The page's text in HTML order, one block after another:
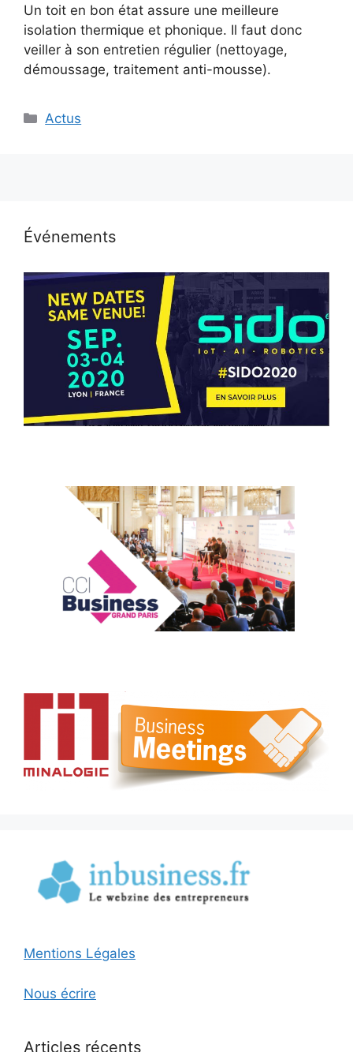
Un toit en bon état assure une meilleure
isolation thermique et phonique. Il faut donc
veiller à son entretien régulier (nettoyage,
démoussage, traitement anti-mousse).
Catégories
Actus
Événements
Mentions Légales
Nous écrire
Articles récents